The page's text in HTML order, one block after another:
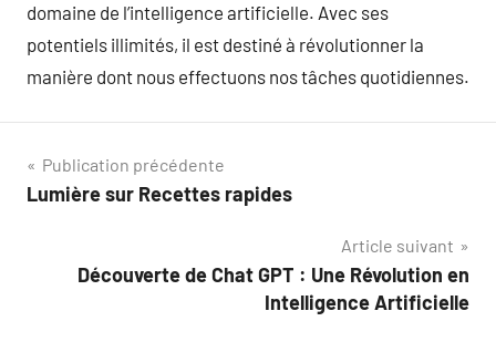
domaine de l’intelligence artificielle. Avec ses
potentiels illimités, il est destiné à révolutionner la
manière dont nous effectuons nos tâches quotidiennes.
Navigation
de
Publication précédente
Lumière sur Recettes rapides
Article suivant
Découverte de Chat GPT : Une Révolution en
Intelligence Artificielle